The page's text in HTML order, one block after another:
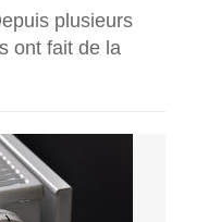
plusieurs
ont fait de la